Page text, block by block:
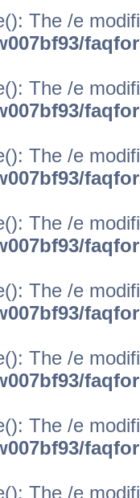
The /e
The /e
The /e
The /e
The /e
The /e
The /e
The /e